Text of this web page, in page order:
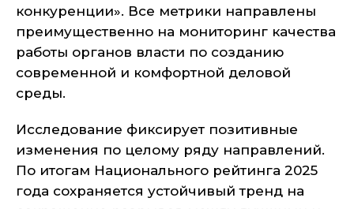
конкуренции». Все метрики направлены
преимущественно на мониторинг качества
работы органов власти по созданию
современной и комфортной деловой
среды.
Исследование фиксирует позитивные
изменения по целому ряду направлений.
По итогам Национального рейтинга 2025
года сохраняется устойчивый тренд на